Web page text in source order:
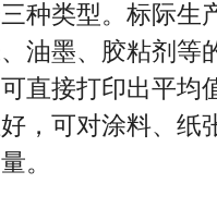
种类型。标际生
油墨、胶粘剂等
直接打印出平均
，可对涂料、纸
。